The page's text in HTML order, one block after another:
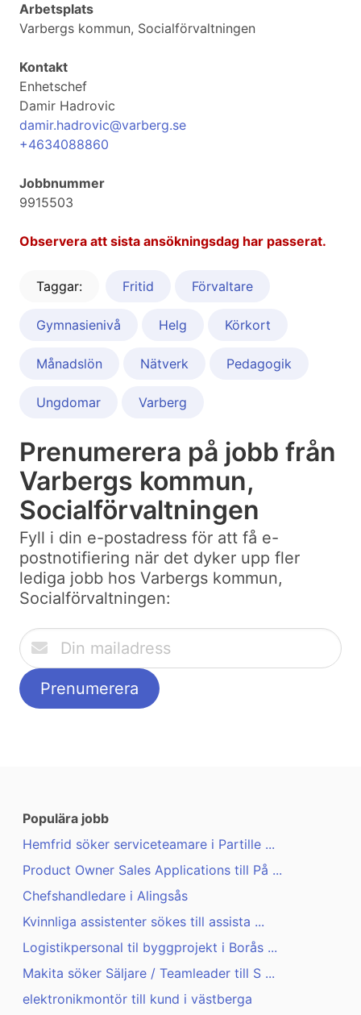
Arbetsplats
Varbergs kommun, Socialförvaltningen
Kontakt
Enhetschef
Damir Hadrovic
damir.hadrovic@varberg.se
+4634088860
Jobbnummer
9915503
Observera att sista ansökningsdag har passerat.
Taggar: Fritid Förvaltare
Gymnasienivå Helg Körkort
Månadslön Nätverk Pedagogik
Ungdomar Varberg
Prenumerera på jobb från
Varbergs kommun,
Socialförvaltningen
Fyll i din e-postadress för att få e-
postnotifiering när det dyker upp fler
lediga jobb hos Varbergs kommun,
Socialförvaltningen:
Populära jobb
Hemfrid söker serviceteamare i Partille ...
Product Owner Sales Applications till På ...
Chefshandledare i Alingsås
Kvinnliga assistenter sökes till assista ...
Logistikpersonal til byggprojekt i Borås ...
Makita söker Säljare / Teamleader till S ...
elektronikmontör till kund i västberga